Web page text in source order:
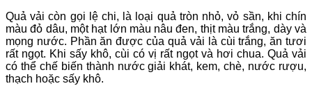
Quả vải còn gọi lệ chi, là loại quả tròn nhỏ, vỏ sần, khi chín
màu đỏ dâu, một hạt lớn màu nâu đen, thịt màu trắng, dày và
mọng nước. Phần ăn được của quả vải là cùi trắng, ăn tươi
rất ngọt. Khi sấy khô, cùi có vị rất ngọt và hơi chua. Quả vải
có thể chế biến thành nước giải khát, kem, chè, nước rượu,
thạch hoặc sấy khô.